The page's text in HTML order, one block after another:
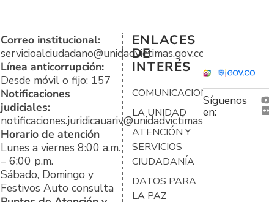
Correo institucional:
servicioalciudadano@unidadvictimas.gov.co
Línea anticorrupción:
Desde móvil o fijo: 157
Notificaciones
judiciales:
notificaciones.juridicauariv@unidadvictimas.gov.co
Horario de atención
Lunes a viernes 8:00 a.m.
– 6:00 p.m.
Sábado, Domingo y
Festivos Auto consulta
ENLACES
DE
INTERÉS
COMUNICACIONES
LA UNIDAD
ATENCIÓN Y
SERVICIOS
CIUDADANÍA
DATOS PARA
LA PAZ
Síguenos
en: